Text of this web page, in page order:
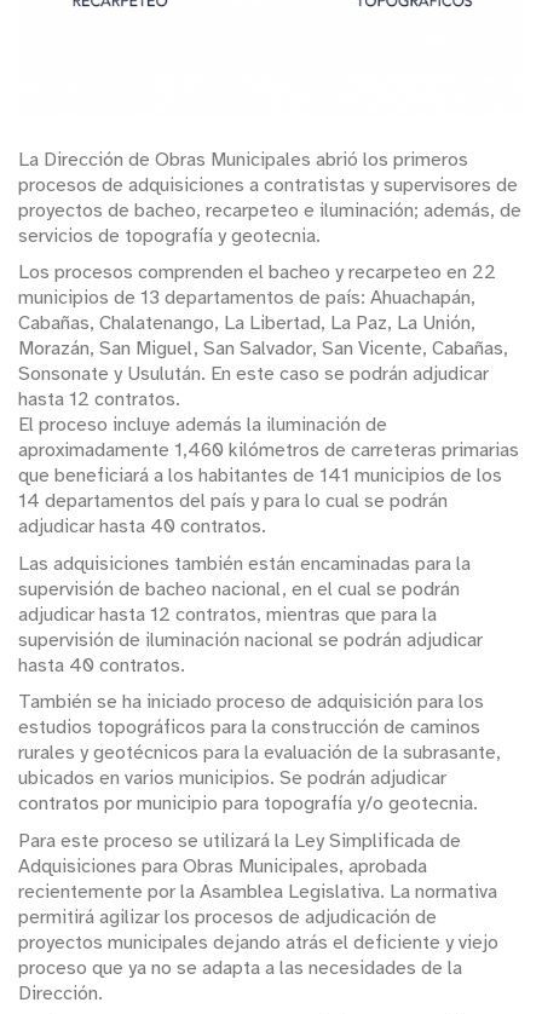
La Dirección de Obras Municipales abrió los primeros
procesos de adquisiciones a contratistas y supervisores de
proyectos de bacheo, recarpeteo e iluminación; además, de
servicios de topografía y geotecnia.
Los procesos comprenden el bacheo y recarpeteo en 22
municipios de 13 departamentos de país: Ahuachapán,
Cabañas, Chalatenango, La Libertad, La Paz, La Unión,
Morazán, San Miguel, San Salvador, San Vicente, Cabañas,
Sonsonate y Usulután. En este caso se podrán adjudicar
hasta 12 contratos.
El proceso incluye además la iluminación de
aproximadamente 1,460 kilómetros de carreteras primarias
que beneficiará a los habitantes de 141 municipios de los
14 departamentos del país y para lo cual se podrán
adjudicar hasta 40 contratos.
Las adquisiciones también están encaminadas para la
supervisión de bacheo nacional, en el cual se podrán
adjudicar hasta 12 contratos, mientras que para la
supervisión de iluminación nacional se podrán adjudicar
hasta 40 contratos.
También se ha iniciado proceso de adquisición para los
estudios topográficos para la construcción de caminos
rurales y geotécnicos para la evaluación de la subrasante,
ubicados en varios municipios. Se podrán adjudicar
contratos por municipio para topografía y/o geotecnia.
Para este proceso se utilizará la Ley Simplificada de
Adquisiciones para Obras Municipales, aprobada
recientemente por la Asamblea Legislativa. La normativa
permitirá agilizar los procesos de adjudicación de
proyectos municipales dejando atrás el deficiente y viejo
proceso que ya no se adapta a las necesidades de la
Dirección.